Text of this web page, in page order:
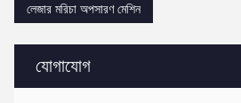
যোগাযোগ
লেজার মরিচা অপসারণ মেশিন